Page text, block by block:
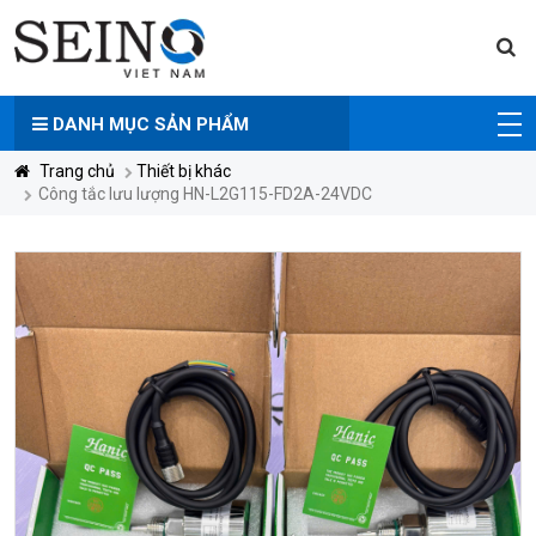
DANH MỤC SẢN PHẨM
Trang chủ
Thiết bị khác
Công tắc lưu lượng HN-L2G115-FD2A-24VDC